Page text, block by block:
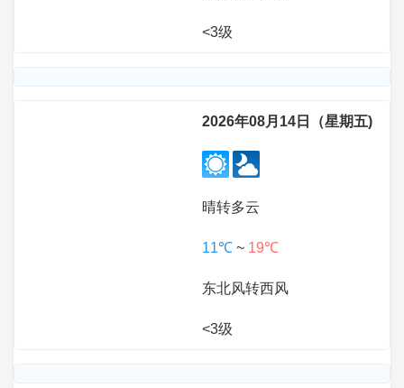
<3级
2026年08月14日（星期五)
晴转多云
11℃ ~ 19℃
东北风转西风
<3级